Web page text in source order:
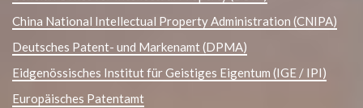
China National Intellectual Property Administration (CNIPA)
Deutsches Patent- und Markenamt (DPMA)
Eidgenössisches Institut für Geistiges Eigentum (IGE / IPI)
Europäisches Patentamt